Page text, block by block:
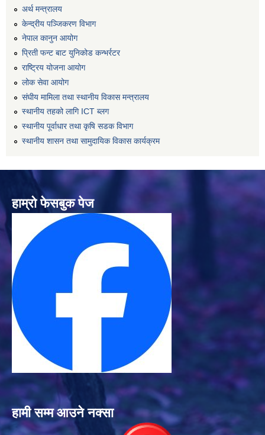
अर्थ मन्त्रालय
केन्द्रीय पञ्जिकरण विभाग
नेपाल कानुन आयोग
प्रिती फन्ट बाट युनिकोड कन्भर्रटर
राष्ट्रिय योजना आयोग
लोक सेवा आयोग
संघीय मामिला तथा स्थानीय विकास मन्त्रालय
स्थानीय तहको लागि ICT ब्लग
स्थानीय पूर्वाधार तथा कृषि सडक विभाग
स्थानीय शासन तथा सामुदायिक विकास कार्यक्रम
हाम्रो फेसबुक पेज
हामी सम्म आउने नक्सा